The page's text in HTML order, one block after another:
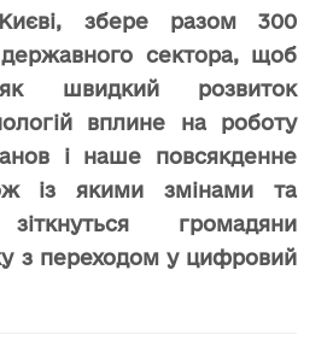
збере разом 300
державного сектора, щоб
швидкий розвиток
вплине на роботу
і наше повсякденне
із якими змінами та
громадяни
з переходом у цифровий